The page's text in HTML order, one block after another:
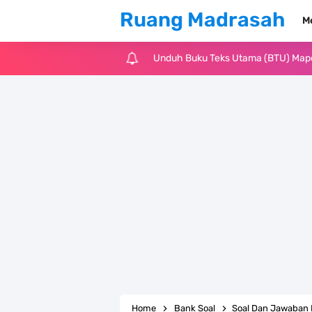
Ruang Madrasah
Unduh Buku Teks Utama (BTU) Al-
Home Bank Soal Soal Dan Jawaban